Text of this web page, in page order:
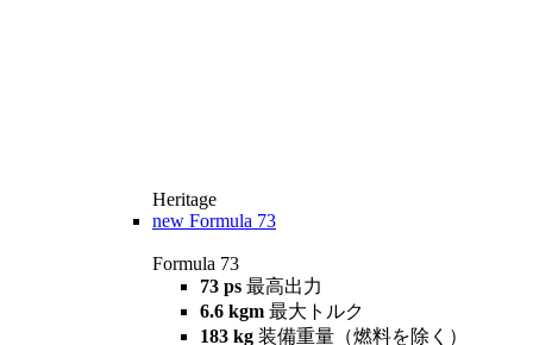
Heritage
new Formula 73
Formula 73
73 ps 最高出力
6.6 kgm 最大トルク
183 kg 装備重量（燃料を除く）